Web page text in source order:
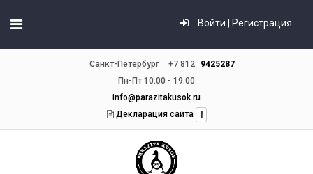
Войти | Регистрация
Санкт-Петербург +7 812
9425287
Пн-Пт 10:00 - 19:00
info@parazitakusok.ru
Декларация сайта